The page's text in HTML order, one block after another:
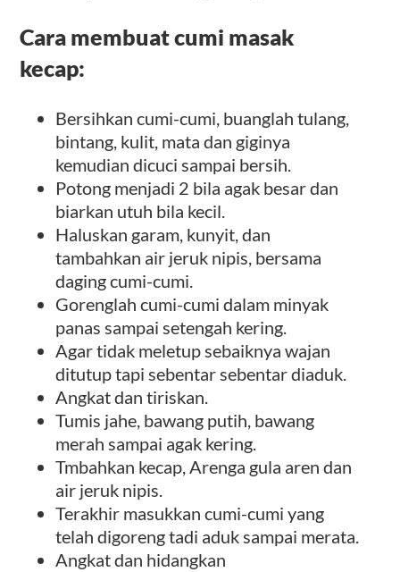
Cara membuat cumi masak
kecap:
Bersihkan cumi-cumi, buanglah tulang,
bintang, kulit, mata dan giginya
kemudian dicuci sampai bersih.
Potong menjadi 2 bila agak besar dan
biarkan utuh bila kecil.
Haluskan garam, kunyit, dan
tambahkan air jeruk nipis, bersama
daging cumi-cumi.
Gorenglah cumi-cumi dalam minyak
panas sampai setengah kering.
Agar tidak meletup sebaiknya wajan
ditutup tapi sebentar sebentar diaduk.
Angkat dan tiriskan.
Tumis jahe, bawang putih, bawang
merah sampai agak kering.
Tmbahkan kecap, Arenga gula aren dan
air jeruk nipis.
Terakhir masukkan cumi-cumi yang
telah digoreng tadi aduk sampai merata.
Angkat dan hidangkan